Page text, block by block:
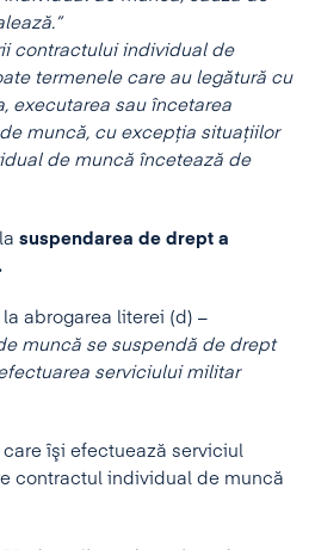
contractului individual de
termenele care au legătură cu
executarea sau încetarea
muncă, cu excepţia situaţiilor
de muncă încetează de
suspendarea de drept a
abrogarea literei (d) –
muncă se suspendă de drept
serviciului militar
îşi efectuează serviciul
contractul individual de muncă